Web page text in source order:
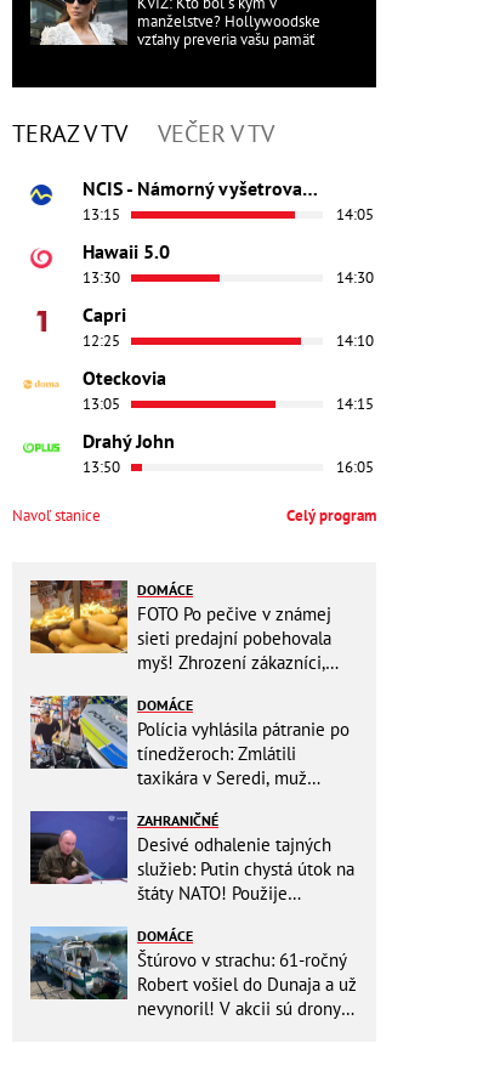
manželstve? Hollywoodske
vzťahy preveria vašu pamäť
TERAZ V TV VEČER V TV
NCIS - Námorný vyšetrovací úrad
13:15 14:05
Hawaii 5.0
13:30 14:30
Capri
12:25 14:10
Oteckovia
13:05 14:15
Drahý John
13:50 16:05
Navoľ stanice Celý program
DOMÁCE
FOTO Po pečive v známej
sieti predajní pobehovala
myš! Zhrození zákazníci,
DOMÁCE
Polícia vyhlásila pátranie po
tínedžeroch: Zmlátili
taxikára v Seredi, muž
zraneniami!
ZAHRANIČNÉ
Desivé odhalenie tajných
služieb: Putin chystá útok na
štáty NATO! Použije
DOMÁCE
Štúrovo v strachu: 61-ročný
Robert vošiel do Dunaja a už
nevynoril! V akcii sú drony